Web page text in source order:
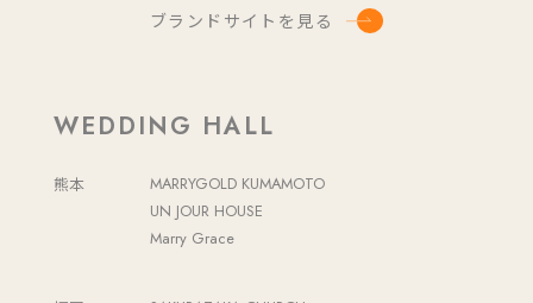
ブランドサイトを見る
WEDDING HALL
熊本
MARRYGOLD KUMAMOTO
UN JOUR HOUSE
Marry Grace